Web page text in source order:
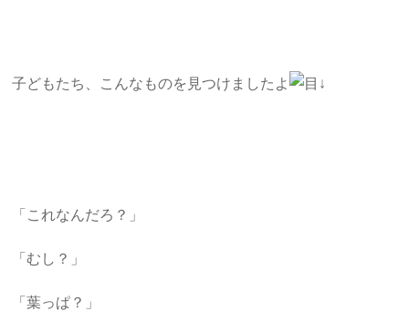
子どもたち、こんなものを見つけましたよ ↓
「これなんだろ？」
「むし？」
「葉っぱ？」